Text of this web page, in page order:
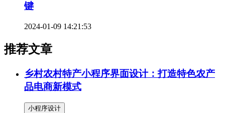
键
2024-01-09 14:21:53
推荐文章
乡村农村特产小程序界面设计：打造特色农产
品电商新模式
小程序设计